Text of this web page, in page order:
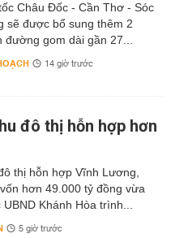
Châu Đốc - Cần Thơ - Sóc
sẽ được bổ sung thêm 2
đường gom dài gần 27...
14 giờ trước
đô thị hỗn hợp hơn
thị hỗn hợp Vĩnh Lương,
hơn 49.000 tỷ đồng vừa
Khánh Hòa trình...
5 giờ trước